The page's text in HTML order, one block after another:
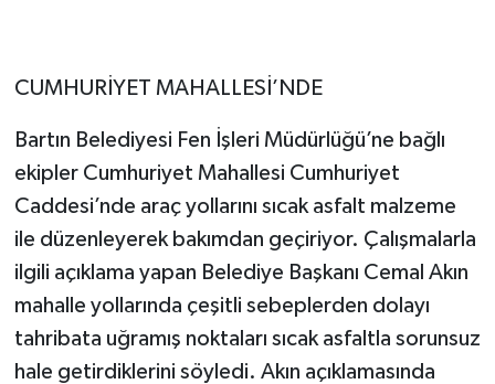
CUMHURİYET MAHALLESİ’NDE
Bartın Belediyesi Fen İşleri Müdürlüğü’ne bağlı
ekipler Cumhuriyet Mahallesi Cumhuriyet
Caddesi’nde araç yollarını sıcak asfalt malzeme
ile düzenleyerek bakımdan geçiriyor. Çalışmalarla
ilgili açıklama yapan Belediye Başkanı Cemal Akın
mahalle yollarında çeşitli sebeplerden dolayı
tahribata uğramış noktaları sıcak asfaltla sorunsuz
hale getirdiklerini söyledi. Akın açıklamasında